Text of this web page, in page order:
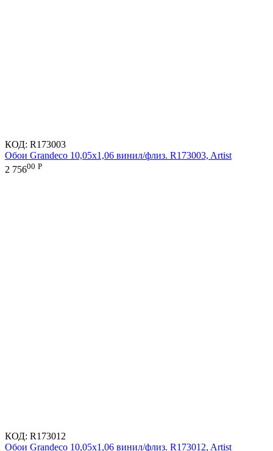
КОД: R173003
Обои Grandeco 10,05х1,06 винил/флиз. R173003, Artist
2 75600 Р
КОД: R173012
Обои Grandeco 10,05х1,06 винил/флиз. R173012, Artist